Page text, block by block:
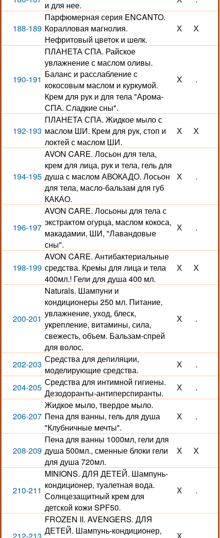
и для нее.
188-189
Парфюмерная серия ENCANTO.
Коралловая магнолия.
Нефритовый цветок и шелк.
Х Х
190-191
ПЛАНЕТА СПА. Райское
увлажнение с маслом оливы.
Баланс и расслабление с
кокосовым маслом и куркумой.
Крем для рук и для тела "Арома-
СПА. Сладкие сны".
Х .
192-193
ПЛАНЕТА СПА. Жидкое мыло с
маслом ШИ. Крем для рук, стоп и
локтей с маслом ШИ.
Х Х
194-195
AVON CARE. Лосьон для тела,
крем для лица, рук и тела, гель для
душа с маслом АВОКАДО. Лосьон
для тела, масло-бальзам для губ
КАКАО.
Х .
196-197
AVON CARE. Лосьоны для тела с
экстрактом огурца, маслом кокоса,
макадамии, ШИ, "Лавандовые
сны".
Х .
198-199
AVON CARE. Антибактериальные
средства. Кремы для лица и тела
400мл.! Гели для душа 400 мл.
Х Х
200-201
Naturals. Шампуни и
кондиционеры 250 мл. Питание,
увлажнение, уход, блеск,
укрепление, витамины, сила,
свежесть, объем. Бальзам-спрей
для волос.
Х .
202-203 Средства для депиляции,
моделирующие средства.
Х .
204-205 Средства для интимной гигиены.
Дезодоранты-антиперспиранты.
Х .
206-207
Жидкое мыло, твердое мыло.
Пена для ванны, гель для душа
"Клубничные мечты".
Х .
208-209
Пена для ванны 1000мл, гели для
душа 500мл., сменные блоки гели
для душа 720мл.
Х Х
210-211
MINIONS. ДЛЯ ДЕТЕЙ. Шампунь-
кондиционер, туалетная вода.
Солнцезащитный крем для
детской кожи SPF50.
Х .
FROZEN II. AVENGERS. ДЛЯ
ДЕТЕЙ. Шампунь-кондиционер,